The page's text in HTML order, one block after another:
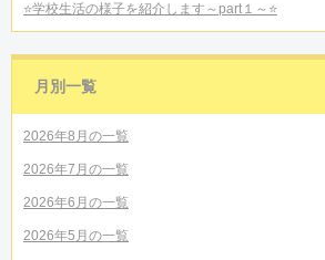
⭐学校生活の様子を紹介します～part１～⭐
月別一覧
2026年8月の一覧
2026年7月の一覧
2026年6月の一覧
2026年5月の一覧